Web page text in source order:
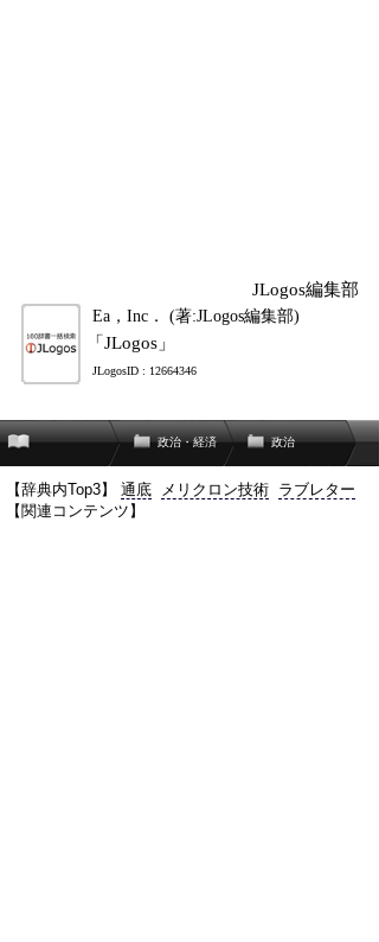
JLogos編集部
Ea，Inc． (著:JLogos編集部)
「JLogos」
JLogosID : 12664346
政治・経済 政治
【辞典内Top3】 通底 メリクロン技術 ラブレター
【関連コンテンツ】